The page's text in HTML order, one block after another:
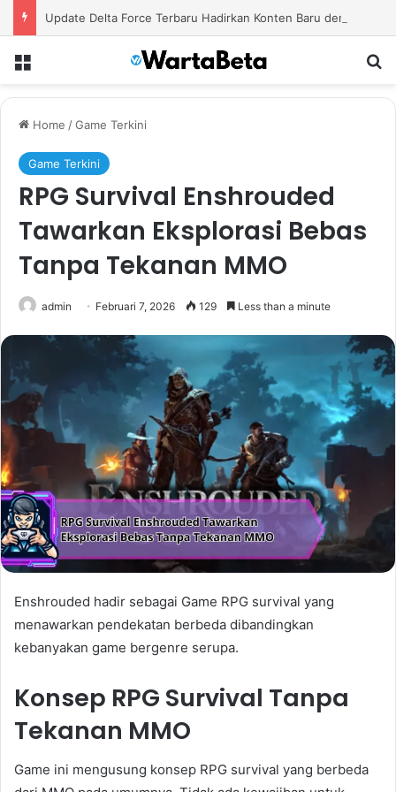
Home /Game Terkini
Game Terkini
RPG Survival Enshrouded
Tawarkan Eksplorasi Bebas
Tanpa Tekanan MMO
admin Februari 7, 2026 129 Less than a minute
Enshrouded hadir sebagai Game RPG survival yang
menawarkan pendekatan berbeda dibandingkan
kebanyakan game bergenre serupa.
Konsep RPG Survival Tanpa
Tekanan MMO
Game ini mengusung konsep RPG survival yang berbeda